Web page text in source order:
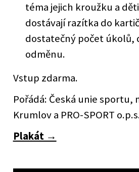
téma jejich kroužku a
dostávají razítka do
dostatečný počet úkolů,
odměnu.
Vstup zdarma.
Pořádá: Česká unie sportu,
Krumlov a PRO-SPORT
Plakát →